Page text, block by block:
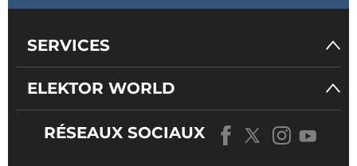
SERVICES
ELEKTOR WORLD
RÉSEAUX SOCIAUX